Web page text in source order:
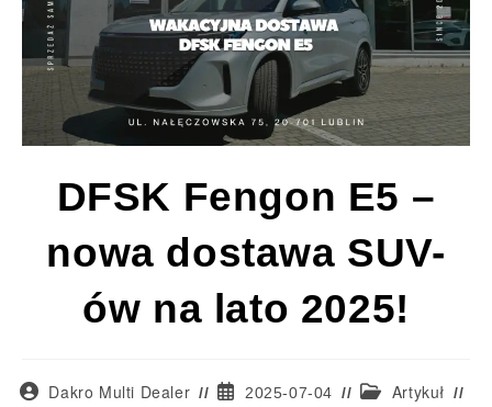
DFSK Fengon E5 –
nowa dostawa SUV-
ów na lato 2025!
Dakro Multi Dealer 2025-07-04
Artykuł